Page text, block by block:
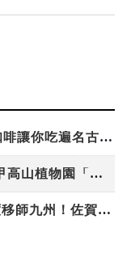
台灣吃不到！和風版KOMEDA咖啡讓你吃遍名古屋在地美食
稀有「飛天白鷺」綻放！神戶六甲高山植物園「鷺草」珍貴現身
220萬人次朝聖「吉卜力展」首度移師九州！佐賀站早鳥平日套票8/10搶先開賣